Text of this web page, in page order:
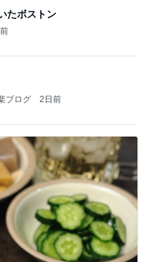
たボストン
ブログ 2日前